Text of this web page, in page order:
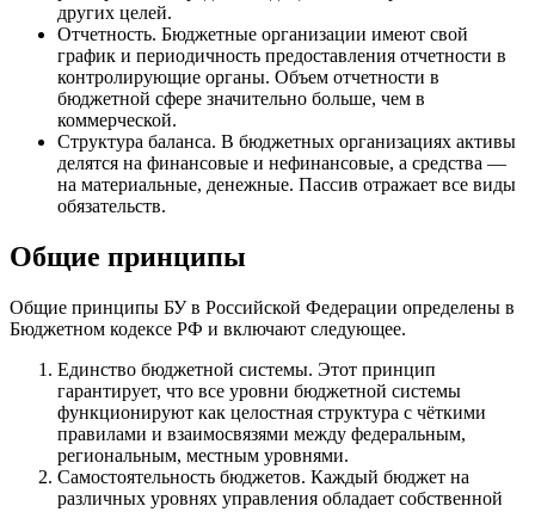
других целей.
Отчетность. Бюджетные организации имеют свой
график и периодичность предоставления отчетности в
контролирующие органы. Объем отчетности в
бюджетной сфере значительно больше, чем в
коммерческой.
Структура баланса. В бюджетных организациях активы
делятся на финансовые и нефинансовые, а средства —
на материальные, денежные. Пассив отражает все виды
обязательств.
Общие принципы
Общие принципы БУ в Российской Федерации определены в
Бюджетном кодексе РФ и включают следующее.
Единство бюджетной системы. Этот принцип
гарантирует, что все уровни бюджетной системы
функционируют как целостная структура с чёткими
правилами и взаимосвязями между федеральным,
региональным, местным уровнями.
Самостоятельность бюджетов. Каждый бюджет на
различных уровнях управления обладает собственной